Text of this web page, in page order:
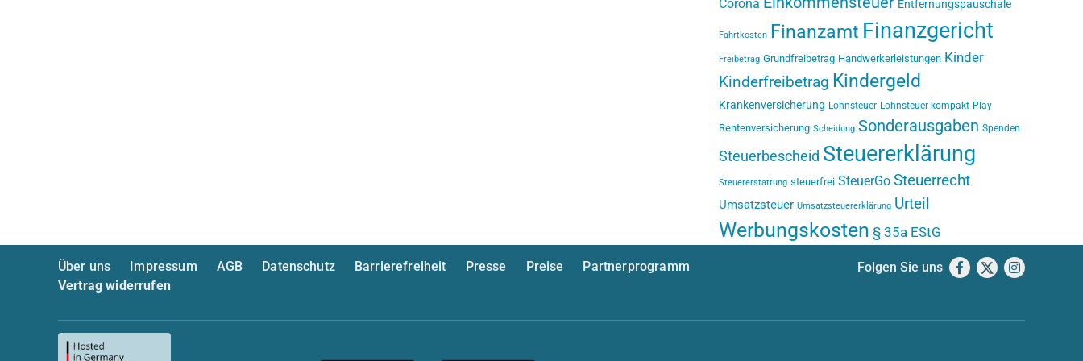
Corona Entfernungspauschale
Fahrtkosten Finanzamt Finanzgericht
Freibetrag Grundfreibetrag Handwerkerleistungen Kinder
Kinderfreibetrag Kindergeld
Krankenversicherung Lohnsteuer Lohnsteuer kompakt Play
Rentenversicherung Scheidung Sonderausgaben Spenden
Steuerbescheid Steuererklärung
Steuererstattung steuerfrei SteuerGo Steuerrecht
Umsatzsteuer Umsatzsteuererklärung Urteil
Werbungskosten § 35a EStG
Über uns Impressum AGB Datenschutz Barrierefreiheit Presse Preise
Partnerprogramm
Vertrag widerrufen
Folgen Sie uns Facebook
X Instagram